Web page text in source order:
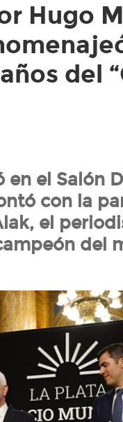
Hugo
del
en el Salón
con la
el
del